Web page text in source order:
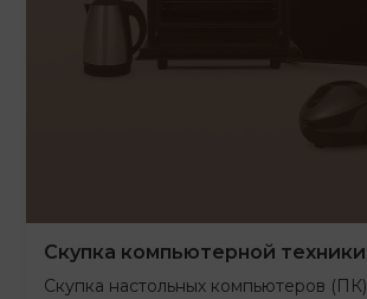
Скупка компьютерной техники
Скупка настольных компьютеров (ПК)